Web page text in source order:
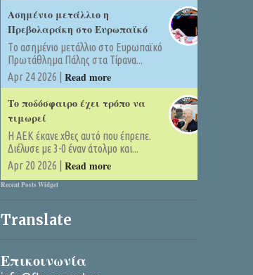
Ασημένιο μετάλλιο η
Πρεβολαράκη στο Ευρωπαϊκό
Tο ασημένιο μετάλλιο στο Ευρωπαϊκό
Πρωτάθλημα Πάλης στα Τίρανα...
Apr 24 2026 | Read more
Το ποδόσφαιρο έχει τρόπο να
τιμωρεί
Η ΑΕΚ έκανε χθες αυτό που έπρεπε.
Διέλυσε με 3-0 έναν άτολμο και...
Apr 20 2026 | Read more
Recent Posts Widget
Translate
Επικοινωνία